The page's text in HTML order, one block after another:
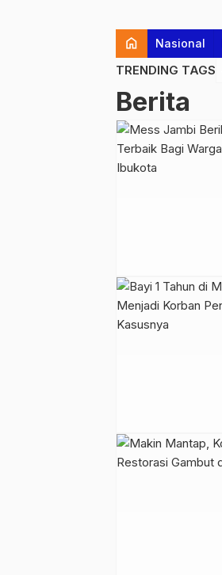
home Nasional
TRENDING TAGS
Berita